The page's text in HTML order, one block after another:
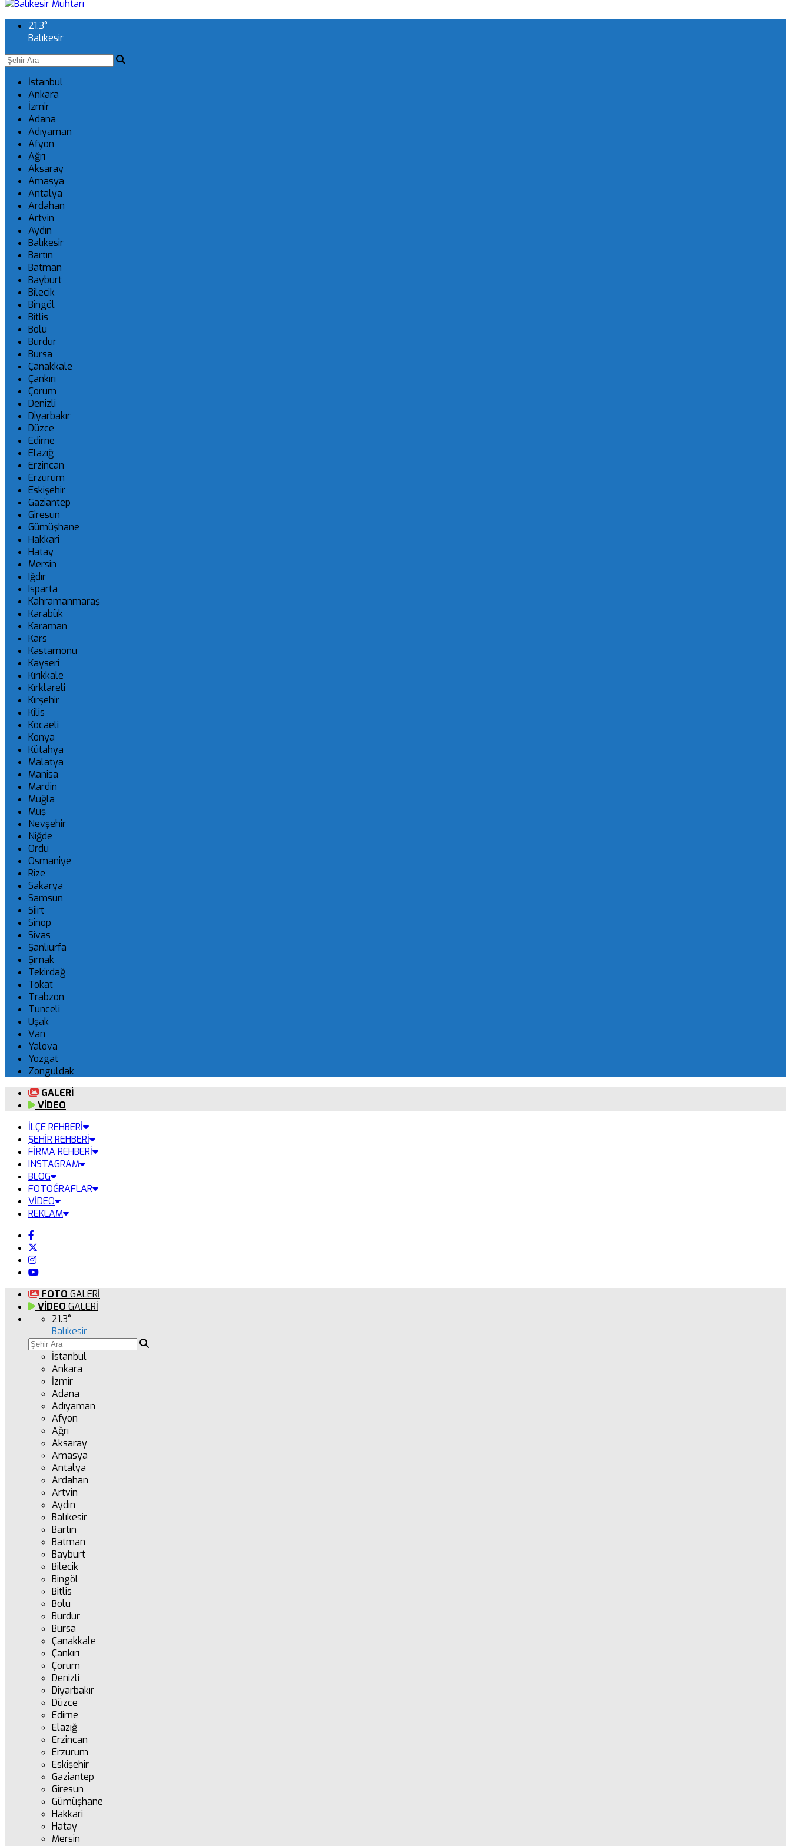
21.3°
Balıkesir
İstanbul
Ankara
İzmir
Adana
Adıyaman
Afyon
Ağrı
Aksaray
Amasya
Antalya
Ardahan
Artvin
Aydın
Balıkesir
Bartın
Batman
Bayburt
Bilecik
Bingöl
Bitlis
Bolu
Burdur
Bursa
Çanakkale
Çankırı
Çorum
Denizli
Diyarbakır
Düzce
Edirne
Elazığ
Erzincan
Erzurum
Eskişehir
Gaziantep
Giresun
Gümüşhane
Hakkari
Hatay
Mersin
Iğdır
Isparta
Kahramanmaraş
Karabük
Karaman
Kars
Kastamonu
Kayseri
Kırıkkale
Kırklareli
Kırşehir
Kilis
Kocaeli
Konya
Kütahya
Malatya
Manisa
Mardin
Muğla
Muş
Nevşehir
Niğde
Ordu
Osmaniye
Rize
Sakarya
Samsun
Siirt
Sinop
Sivas
Şanlıurfa
Şırnak
Tekirdağ
Tokat
Trabzon
Tunceli
Uşak
Van
Yalova
Yozgat
Zonguldak
GALERİ
VİDEO
İLÇE REHBERİ
ŞEHİR REHBERİ
FİRMA REHBERİ
INSTAGRAM
BLOG
FOTOĞRAFLAR
VİDEO
REKLAM
FOTO GALERİ
VİDEO GALERİ
21.3°
Balıkesir
İstanbul
Ankara
İzmir
Adana
Adıyaman
Afyon
Ağrı
Aksaray
Amasya
Antalya
Ardahan
Artvin
Aydın
Balıkesir
Bartın
Batman
Bayburt
Bilecik
Bingöl
Bitlis
Bolu
Burdur
Bursa
Çanakkale
Çankırı
Çorum
Denizli
Diyarbakır
Düzce
Edirne
Elazığ
Erzincan
Erzurum
Eskişehir
Gaziantep
Giresun
Gümüşhane
Hakkari
Hatay
Mersin